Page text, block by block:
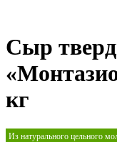
Сыр
кг
Из натурального цельного